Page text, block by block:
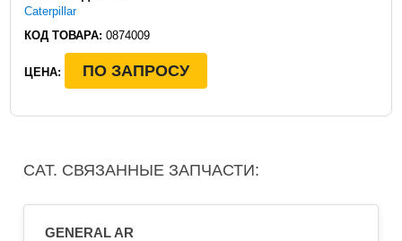
Caterpillar
КОД ТОВАРА: 0874009
ЦЕНА: ПО ЗАПРОСУ
CAT. СВЯЗАННЫЕ ЗАПЧАСТИ:
GENERAL AR